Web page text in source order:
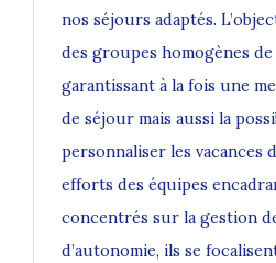
nos séjours adaptés.
des groupes homogènes
garantissant à la fois une
de séjour mais aussi la
personnaliser les vacances
efforts des équipes
concentrés sur la gestion
d’autonomie, ils se